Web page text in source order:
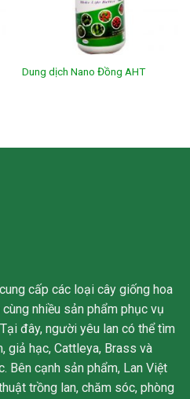
Dung dịch Nano Đồng AHT
cấp các loại cây giống hoa
nhiều sản phẩm phục vụ
đây, người yêu lan có thể tìm
giả hạc, Cattleya, Brass và
Bên cạnh sản phẩm, Lan Việt
trồng lan, chăm sóc, phòng